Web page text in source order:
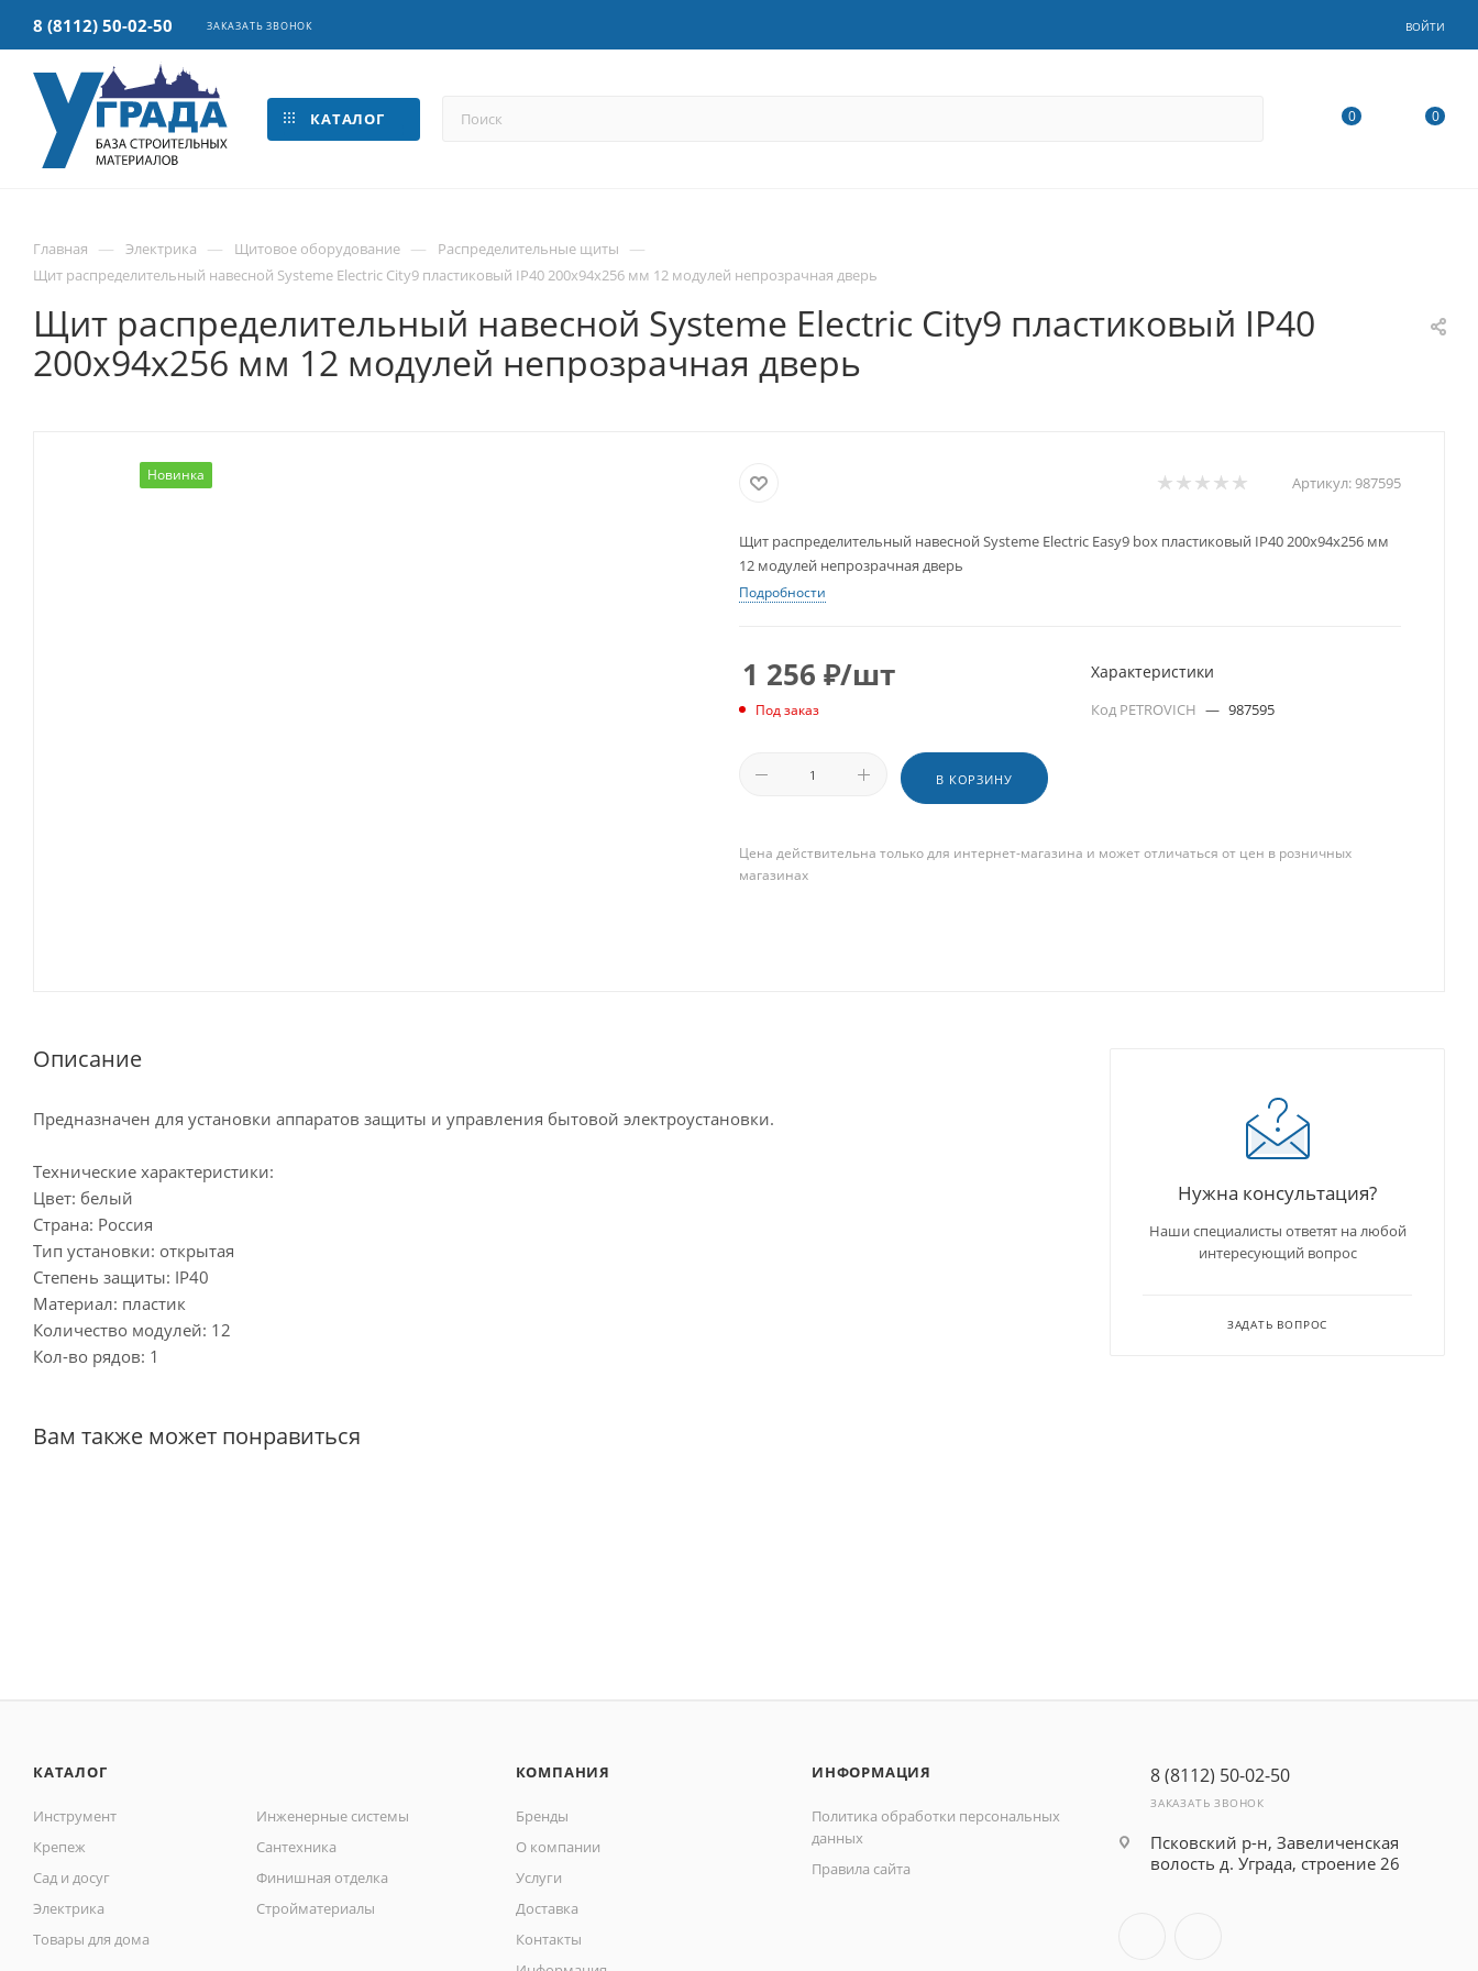
8 (8112) 50-02-50 ЗАКАЗАТЬ ЗВОНОК ВОЙТИ
КАТАЛОГ 0 0
Главная — Электрика — Щитовое оборудование — Распределительные щиты —
Щит распределительный навесной Systeme Electric City9 пластиковый IP40 200х94х256 мм 12 модулей непрозрачная дверь
Щит распределительный навесной Systeme Electric City9 пластиковый IP40
200х94х256 мм 12 модулей непрозрачная дверь
Новинка Артикул:987595
Щит распределительный навесной Systeme Electric Easy9 box пластиковый IP40 200х94х256 мм
12 модулей непрозрачная дверь
Подробности
1 256 ₽/шт
Под заказ
В КОРЗИНУ
Характеристики
Код PETROVICH — 987595
Цена действительна только для интернет-магазина и может отличаться от цен в розничных
магазинах
Описание
Предназначен для установки аппаратов защиты и управления бытовой электроустановки.
Технические характеристики:
Цвет: белый
Страна: Россия
Тип установки: открытая
Степень защиты: IP40
Материал: пластик
Количество модулей: 12
Кол-во рядов: 1
Вам также может понравиться
Нужна консультация?
Наши специалисты ответят на любой
интересующий вопрос
ЗАДАТЬ ВОПРОС
КАТАЛОГ
Инструмент
Инженерные системы
Крепеж
Сантехника
Сад и досуг
Финишная отделка
Электрика
Стройматериалы
Товары для дома
КОМПАНИЯ
Бренды
О компании
Услуги
Доставка
Контакты
ИНФОРМАЦИЯ
Политика обработки персональных
данных
Правила сайта
8 (8112) 50-02-50
ЗАКАЗАТЬ ЗВОНОК
Псковский р-н, Завеличенская
волость д. Уграда, строение 26